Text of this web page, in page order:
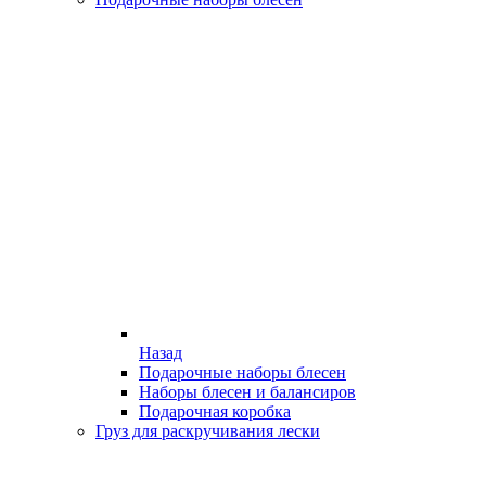
Назад
Подарочные наборы блесен
Наборы блесен и балансиров
Подарочная коробка
Груз для раскручивания лески